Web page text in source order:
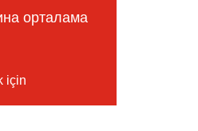
орталама
için